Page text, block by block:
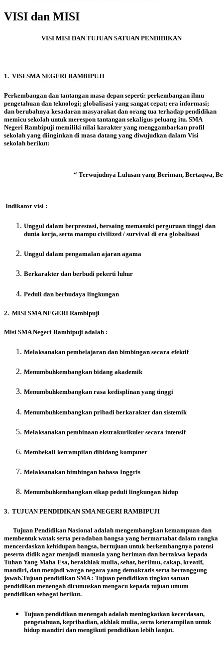
VISI dan MISI
VISI MISI DAN TUJUAN SATUAN PENDIDIKAN
1. VISI SMA NEGERI RAMBIPUJI
Perkembangan dan tantangan masa depan seperti: perkembangan ilmu
pengetahuan dan teknologi; globalisasi yang sangat cepat; era informasi;
dan berubahnya kesadaran masyarakat dan orang tua terhadap pendidikan
memicu sekolah untuk merespon tantangan sekaligus peluang itu. SMA
Negeri Rambipuji memiliki nilai karakter yang menggambarkan profil
sekolah yang diinginkan di masa datang yang diwujudkan dalam Visi
sekolah berikut:
“ Terwujudnya Lulusan yang Beriman, Bertaqwa,
Indikator visi :
Unggul dalam berprestasi, bersaing memasuki perguruan tinggi dan
dunia kerja, serta mampu civilized / survival di era globalisasi
Unggul dalam pengamalan ajaran agama
Berkarakter dan berbudi pekerti luhur
Peduli dan berbudaya lingkungan
2. MISI SMA NEGERI Rambipuji
Misi SMA Negeri Rambipuji adalah :
Melaksanakan pembelajaran dan bimbingan secara efektif
Menumbuhkembangkan bidang akademik
Menumbuhkembangkan rasa kedisplinan yang tinggi
Menumbuhkembangkan pribadi berkarakter dan sistemik
Melaksanakan pembinaan ekstrakurikuler secara intensif
Membekali ketrampilan dibidang komputer
Melaksanakan bimbingan bahasa Inggris
Menumbuhkembangkan sikap peduli lingkungan hidup
3. TUJUAN PENDIDIKAN SMA NEGERI RAMBIPUJI
Tujuan Pendidikan Nasional adalah mengembangkan kemampuan dan
membentuk watak serta peradaban bangsa yang bermartabat dalam rangka
mencerdaskan kehidupan bangsa, bertujuan untuk berkembangnya potensi
peserta didik agar menjadi manusia yang beriman dan bertakwa kepada
Tuhan Yang Maha Esa, berakhlak mulia, sehat, berilmu, cakap, kreatif,
mandiri, dan menjadi warga negara yang demokratis serta bertanggung
jawab.Tujuan pendidikan SMA : Tujuan pendidikan tingkat satuan
pendidikan menengah dirumuskan mengacu kepada tujuan umum
pendidikan sebagai berikut.
Tujuan pendidikan menengah adalah meningkatkan kecerdasan,
pengetahuan, kepribadian, akhlak mulia, serta keterampilan untuk
hidup mandiri dan mengikuti pendidikan lebih lanjut.